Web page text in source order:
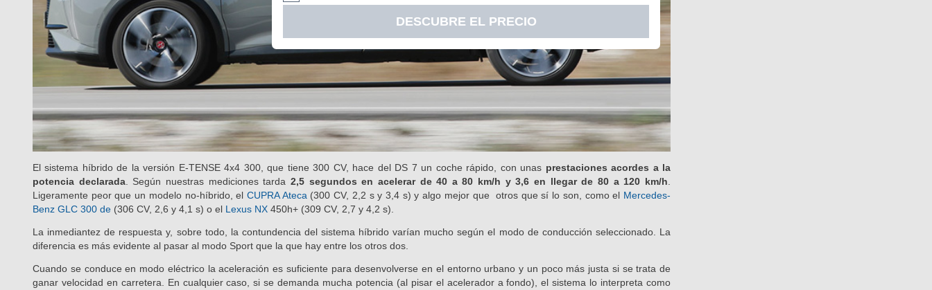
El sistema híbrido de la versión E-TENSE 4x4 300, que tiene 300 CV, hace del DS 7 un coche rápido, con unas prestaciones acordes a la
potencia declarada. Según nuestras mediciones tarda 2,5 segundos en acelerar de 40 a 80 km/h y 3,6 en llegar de 80 a 120 km/h
Ligeramente peor que un modelo no-híbrido, el CUPRA Ateca (300 CV, 2,2 s y 3,4 s) y algo mejor que otros que sí lo son, como el Mercedes-
Benz GLC 300 de (306 CV, 2,6 y 4,1 s) o el Lexus NX 450h+ (309 CV, 2,7 y 4,2 s).
La inmediantez de respuesta y, sobre todo, la contundencia del sistema híbrido varían mucho según el modo de conducción seleccionado. La
diferencia es más evidente al pasar al modo Sport que la que hay entre los otros dos.
Cuando se conduce en modo eléctrico la aceleración es suficiente para desenvolverse en el entorno urbano y un poco más justa si se trata de
ganar velocidad en carretera. En cualquier caso, si se demanda mucha potencia (al pisar el acelerador a fondo), el sistema lo interpreta como
DESCUBRE EL PRECIO